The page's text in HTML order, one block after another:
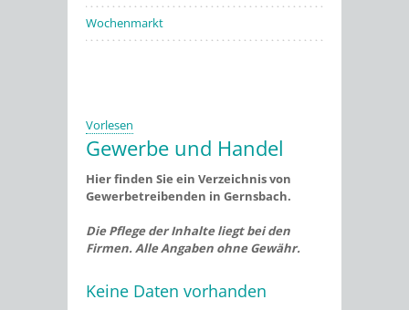
Wochenmarkt
Vorlesen
Gewerbe und Handel
Hier finden Sie ein Verzeichnis von
Gewerbetreibenden in Gernsbach.
Die Pflege der Inhalte liegt bei den
Firmen. Alle Angaben ohne Gewähr.
Keine Daten vorhanden